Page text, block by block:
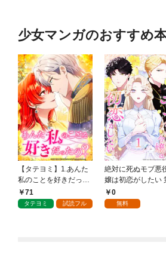
少女マンガのおすすめ
【タテヨミ】1.あんた
私のことを好きだった
の？
71
タテヨミ 試読フル
絶対に死ぬモブ悪
嬢は初恋がしたい
話0
無料